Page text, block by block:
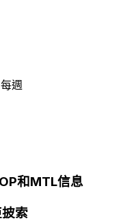
每週
和MTL信息
索